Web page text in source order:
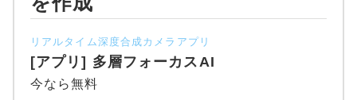
リアルタイム深度合成カメラアプリ
[アプリ] 多層フォーカスAI
今なら無料